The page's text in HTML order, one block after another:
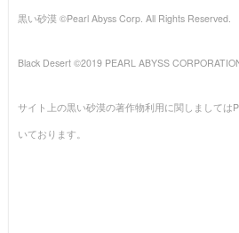
黒い砂漠 ©Pearl Abyss Corp. All Rights Reserved.
Black Desert ©2019 PEARL ABYSS
サイト上の黒い砂漠の著作物利用に関しましては
いております。